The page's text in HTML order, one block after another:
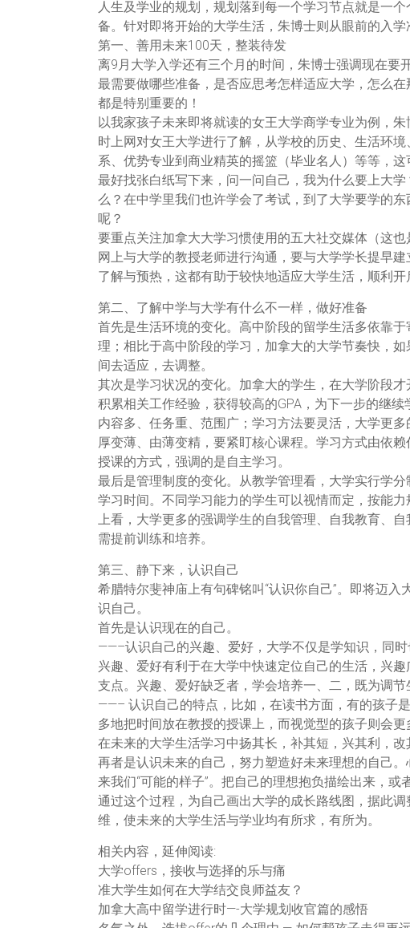
人生及学业的规划，规划落到每一个学习节点就是一
备。针对即将开始的大学生活，朱博士则从眼前的入
第一、善用未来100天，整装待发
离9月大学入学还有三个月的时间，朱博士强调现在要
最需要做哪些准备，是否应思考怎样适应大学，怎么
都是特别重要的！
以我家孩子未来即将就读的女王大学商学专业为例，
时上网对女王大学进行了解，从学校的历史、生活环
系、优势专业到商业精英的摇篮（毕业名人）等等，这
最好找张白纸写下来，问一问自己，我为什么要上大
么？在中学里我们也许学会了考试，到了大学要学的
呢？
要重点关注加拿大大学习惯使用的五大社交媒体（这
网上与大学的教授老师进行沟通，要与大学学长提早
了解与预热，这都有助于较快地适应大学生活，顺利开
第二、了解中学与大学有什么不一样，做好准备
首先是生活环境的变化。高中阶段的留学生活多依靠
理；相比于高中阶段的学习，加拿大的大学节奏快，
间去适应，去调整。
其次是学习状况的变化。加拿大的学生，在大学阶段
积累相关工作经验，获得较高的GPA，为下一步的继
内容多、任务重、范围广；学习方法要灵活，大学更
厚变薄、由薄变精，要紧盯核心课程。学习方式由依
授课的方式，强调的是自主学习。
最后是管理制度的变化。从教学管理看，大学实行学
学习时间。不同学习能力的学生可以视情而定，按能
上看，大学更多的强调学生的自我管理、自我教育、
需提前训练和培养。
第三、静下来，认识自己
希腊特尔斐神庙上有句碑铭叫“认识你自己”。即将迈
识自己。
首先是认识现在的自己。
——–认识自己的兴趣、爱好，大学不仅是学知识，同
兴趣、爱好有利于在大学中快速定位自己的生活，兴
支点。兴趣、爱好缺乏者，学会培养一、二，既为调节
——– 认识自己的特点，比如，在读书方面，有的孩子
多地把时间放在教授的授课上，而视觉型的孩子则会
在未来的大学生活学习中扬其长，补其短，兴其利，改
再者是认识未来的自己，努力塑造好未来理想的自己
来我们“可能的样子”。把自己的理想抱负描绘出来，或
通过这个过程，为自己画出大学的成长路线图，据此
维，使未来的大学生活与学业均有所求，有所为。
相关内容，延伸阅读:
大学offers，接收与选择的乐与痛
准大学生如何在大学结交良师益友？
加拿大高中留学进行时—-大学规划收官篇的感悟